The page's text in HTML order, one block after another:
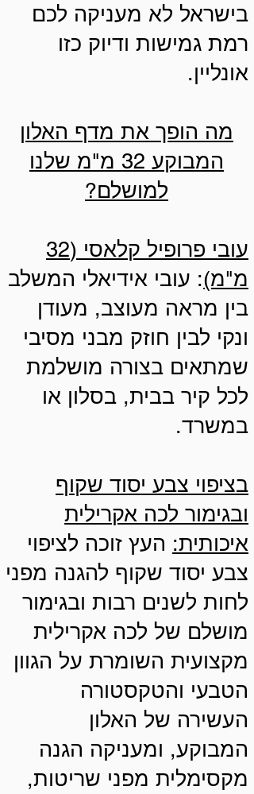
בישראל לא מעניקה לכם
רמת גמישות ודיוק כזו
אונליין.
מה הופך את מדף האלון
המבוקע 32 מ"מ שלנו
למושלם?
עובי פרופיל קלאסי (32
מ"מ): עובי אידיאלי המשלב
בין מראה מעוצב, מעודן
ונקי לבין חוזק מבני מסיבי
שמתאים בצורה מושלמת
לכל קיר בבית, בסלון או
במשרד.
בציפוי צבע יסוד שקוף
ובגימור לכה אקרילית
איכותית: העץ זוכה לציפוי
צבע יסוד שקוף להגנה מפני
לחות לשנים רבות ובגימור
מושלם של לכה אקרילית
מקצועית השומרת על הגוון
הטבעי והטקסטורה
העשירה של האלון
המבוקע, ומעניקה הגנה
מקסימלית מפני שריטות,